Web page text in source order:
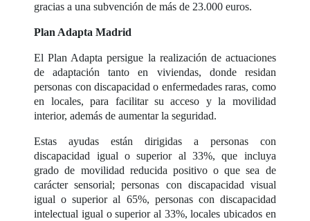
gracias a una subvención de más de 23.000 euros.
Plan Adapta Madrid
El Plan Adapta persigue la realización de actuaciones
de adaptación tanto en viviendas, donde residan
personas con discapacidad o enfermedades raras, como
en locales, para facilitar su acceso y la movilidad
interior, además de aumentar la seguridad.
Estas ayudas están dirigidas a personas con
discapacidad igual o superior al 33%, que incluya
grado de movilidad reducida positivo o que sea de
carácter sensorial; personas con discapacidad visual
igual o superior al 65%, personas con discapacidad
intelectual igual o superior al 33%, locales ubicados en